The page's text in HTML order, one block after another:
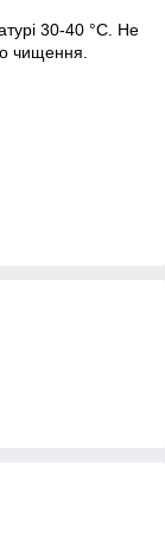
30-40 °С. Не
чищення.